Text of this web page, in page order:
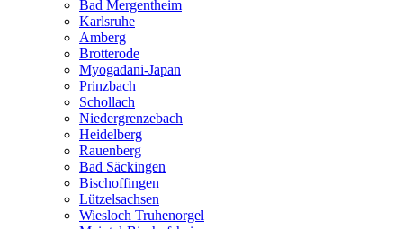
Bad Mergentheim
Karlsruhe
Amberg
Brotterode
Myogadani-Japan
Prinzbach
Schollach
Niedergrenzebach
Heidelberg
Rauenberg
Bad Säckingen
Bischoffingen
Lützelsachsen
Wiesloch Truhenorgel